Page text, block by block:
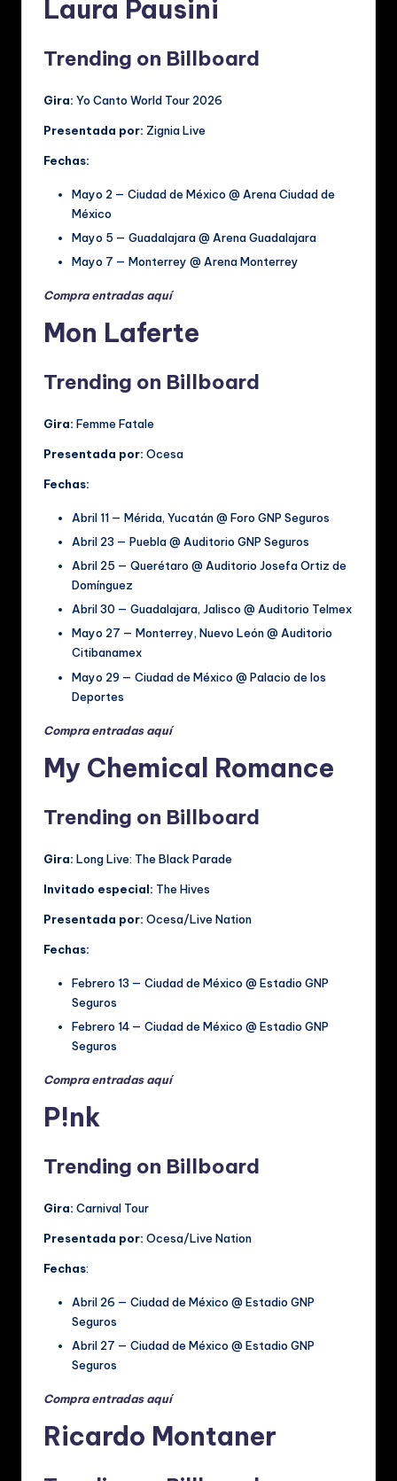
Laura Pausini
Trending on Billboard
Gira: Yo Canto World Tour 2026
Presentada por: Zignia Live
Fechas:
Mayo 2 — Ciudad de México @ Arena Ciudad de
México
Mayo 5 — Guadalajara @ Arena Guadalajara
Mayo 7 — Monterrey @ Arena Monterrey
Compra entradas aquí
Mon Laferte
Trending on Billboard
Gira: Femme Fatale
Presentada por: Ocesa
Fechas:
Abril 11 ­— Mérida, Yucatán @ Foro GNP Seguros
Abril 23 ­— Puebla @ Auditorio GNP Seguros
Abril 25 ­— Querétaro @ Auditorio Josefa Ortiz de
Domínguez
Abril 30 ­— Guadalajara, Jalisco @ Auditorio Telmex
Mayo 27 ­— Monterrey, Nuevo León @ Auditorio
Citibanamex
Mayo 29 ­— Ciudad de México @ Palacio de los
Deportes
Compra entradas aquí
My Chemical Romance
Trending on Billboard
Gira: Long Live: The Black Parade
Invitado especial: The Hives
Presentada por: Ocesa/Live Nation
Fechas:
Febrero 13 — Ciudad de México @ Estadio GNP
Seguros
Febrero 14 — Ciudad de México @ Estadio GNP
Seguros
Compra entradas aquí
P!nk
Trending on Billboard
Gira: Carnival Tour
Presentada por: Ocesa/Live Nation
Fechas:
Abril 26 — Ciudad de México @ Estadio GNP
Seguros
Abril 27 — Ciudad de México @ Estadio GNP
Seguros
Compra entradas aquí
Ricardo Montaner